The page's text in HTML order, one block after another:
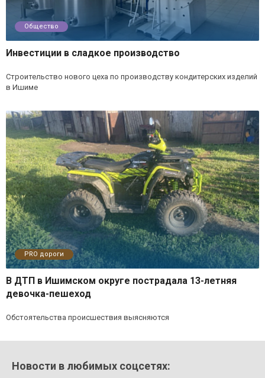
Общество
Инвестиции в сладкое производство
Строительство нового цеха по производству кондитерских изделий
в Ишиме
PRO дороги
В ДТП в Ишимском округе пострадала 13-летняя
девочка-пешеход
Обстоятельства происшествия выясняются
Новости в любимых соцсетях: